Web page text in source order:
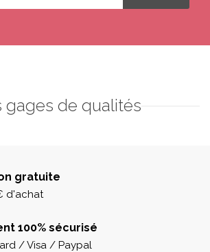
gages de qualités
gratuite
d'achat
100% sécurisé
/ Visa / Paypal